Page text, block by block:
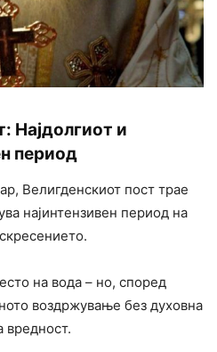
Најдолгиот и
период
Велигденскиот пост трае
најинтензивен период на
на вода – но, според
воздржување без духовна
вредност.